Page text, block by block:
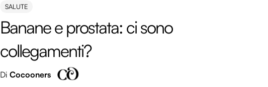
SALUTE
Banane e prostata: ci sono
collegamenti?
Di Cocooners